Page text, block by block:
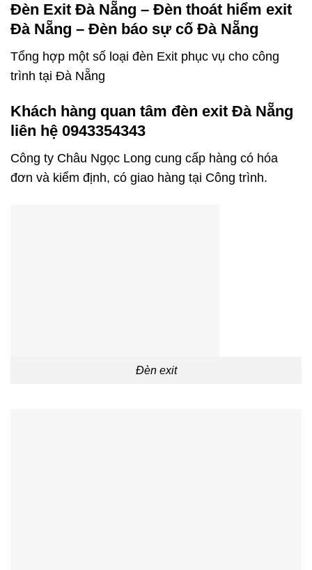
Đèn Exit Đà Nẵng – Đèn thoát hiểm exit
Đà Nẵng – Đèn báo sự cố Đà Nẵng
Tổng hợp một số loại đèn Exit phục vụ cho công
trình tại Đà Nẵng
Khách hàng quan tâm đèn exit Đà Nẵng
liên hệ 0943354343
Công ty Châu Ngọc Long cung cấp hàng có hóa
đơn và kiểm định, có giao hàng tại Công trình.
Đèn exit